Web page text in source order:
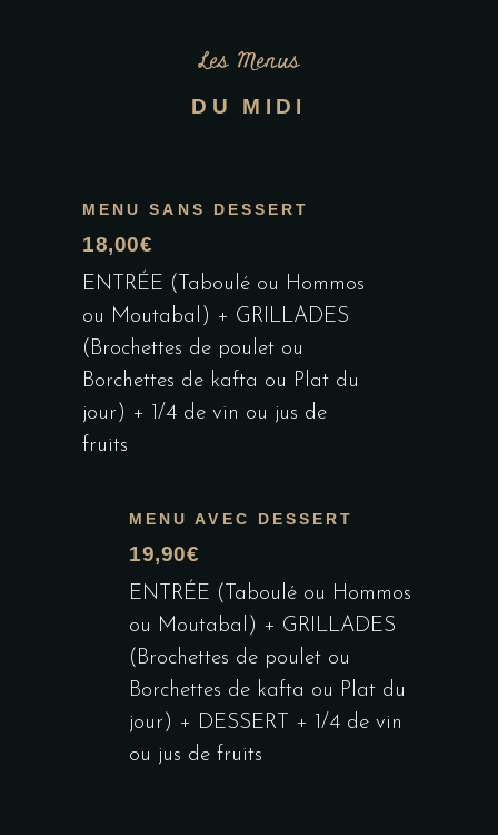
Les Menus
DU MIDI
MENU SANS DESSERT
18,00€
ENTRÉE (Taboulé ou Hommos
ou Moutabal) + GRILLADES
(Brochettes de poulet ou
Borchettes de kafta ou Plat du
jour) + 1/4 de vin ou jus de
fruits
MENU AVEC DESSERT
19,90€
ENTRÉE (Taboulé ou Hommos
ou Moutabal) + GRILLADES
(Brochettes de poulet ou
Borchettes de kafta ou Plat du
jour) + DESSERT + 1/4 de vin
ou jus de fruits